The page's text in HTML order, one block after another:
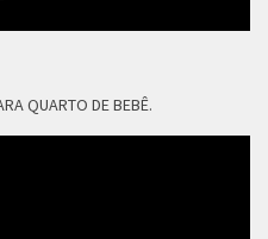
QUARTO DE BEBÊ.